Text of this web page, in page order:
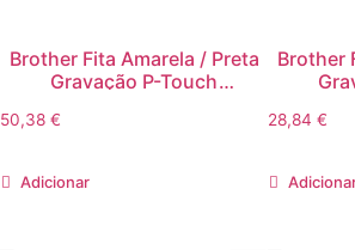
Brother Fita Amarela / Preta
Gravação P-Touch
50,38 €
Adicionar
Brother
28,84 €